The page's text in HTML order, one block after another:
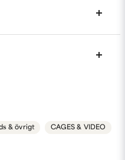
produkten...
& övrigt CAGES & VIDEO